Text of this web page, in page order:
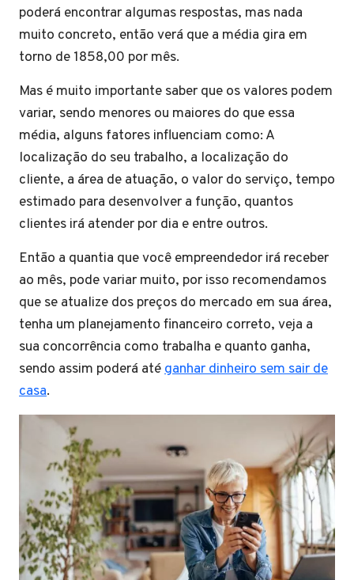
poderá encontrar algumas respostas, mas nada
muito concreto, então verá que a média gira em
torno de 1858,00 por mês.
Mas é muito importante saber que os valores podem
variar, sendo menores ou maiores do que essa
média, alguns fatores influenciam como: A
localização do seu trabalho, a localização do
cliente, a área de atuação, o valor do serviço, tempo
estimado para desenvolver a função, quantos
clientes irá atender por dia e entre outros.
Então a quantia que você empreendedor irá receber
ao mês, pode variar muito, por isso recomendamos
que se atualize dos preços do mercado em sua área,
tenha um planejamento financeiro correto, veja a
sua concorrência como trabalha e quanto ganha,
sendo assim poderá atéganhar dinheiro sem sair de
casa.